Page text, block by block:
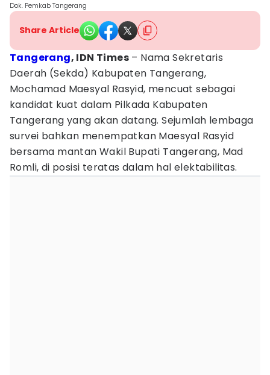
Dok. Pemkab Tangerang
Share Article
Tangerang, IDN Times – Nama Sekretaris
Daerah (Sekda) Kabupaten Tangerang,
Mochamad Maesyal Rasyid, mencuat sebagai
kandidat kuat dalam Pilkada Kabupaten
Tangerang yang akan datang. Sejumlah lembaga
survei bahkan menempatkan Maesyal Rasyid
bersama mantan Wakil Bupati Tangerang, Mad
Romli, di posisi teratas dalam hal elektabilitas.